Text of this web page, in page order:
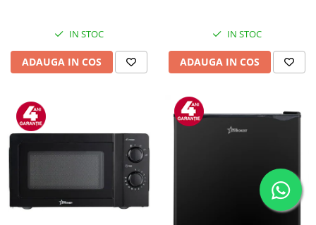
IN STOC
ADAUGA IN COS
IN STOC
ADAUGA IN COS